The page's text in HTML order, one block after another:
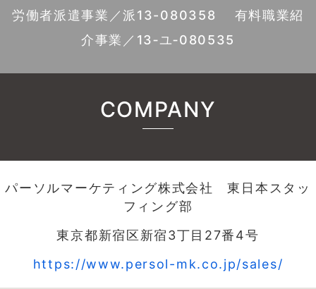
労働者派遣事業／派13-080358 有料職業紹
介事業／13‐ユ‐080535
COMPANY
パーソルマーケティング株式会社 東日本スタッ
フィング部
東京都新宿区新宿3丁目27番4号
https://www.persol-mk.co.jp/sales/